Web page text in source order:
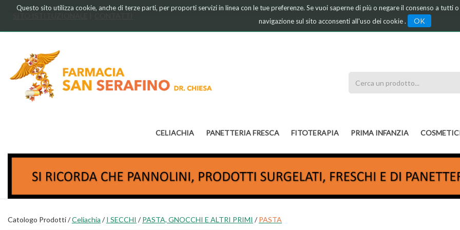
PassaQuesto sito utilizza cookie, anche di terze parti, per proporti servizi in linea con le tue preferenze. Se vuoi saperne di più o negare il consenso a tutti
navigazione sul sito acconsenti all'uso dei cookie .
OK
Prodotto
CELIACHIA PANETTERIA FRESCA FITOTERAPIA PRIMA INFANZIA
Catologo Prodotti /Celiachia /I SECCHI /PASTA, GNOCCHI E ALTRI PRIMI /PASTA